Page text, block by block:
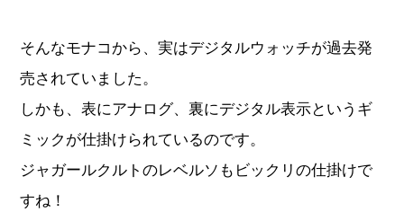
そんなモナコから、実はデジタルウォッチが過去発
売されていました。
しかも、表にアナログ、裏にデジタル表示というギ
ミックが仕掛けられているのです。
ジャガールクルトのレベルソもビックリの仕掛けで
すね！